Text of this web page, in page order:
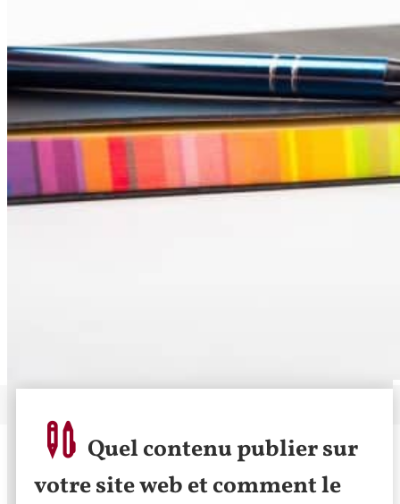
Quel contenu publier sur
votre site web et comment le